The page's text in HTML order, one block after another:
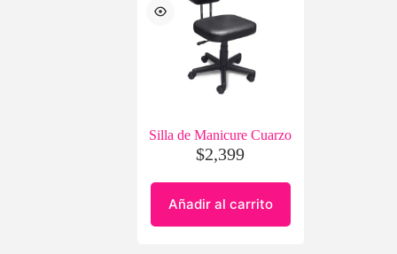
Silla de Manicure Cuarzo
$2,399
Añadir al carrito